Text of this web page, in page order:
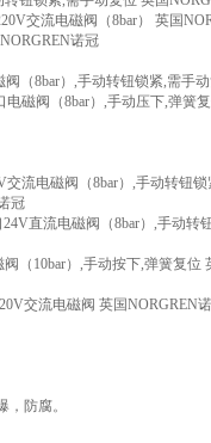
交流电磁阀（8bar） 英国
诺冠
（8bar）,手动转钮锁紧,需手
磁阀（8bar）,手动压下,弹簧
流电磁阀（8bar）,手动转钮
冠
直流电磁阀（8bar）,手动转
（10bar）,手动按下,弹簧复位
交流电磁阀 英国NORGREN
防腐。